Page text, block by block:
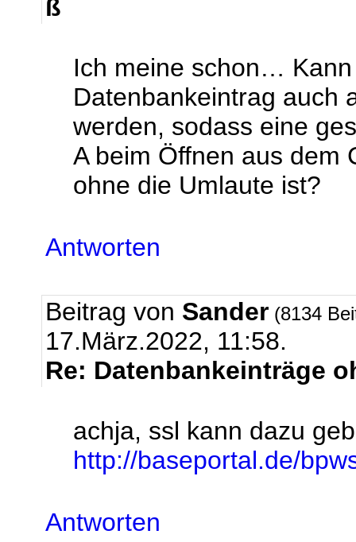
ß
Ich meine schon…
Datenbankeintrag auch
werden, sodass eine
A beim Öffnen aus dem
ohne die Umlaute ist?
Antworten
Beitrag von Sander (8134
17.März.2022, 11:58.
Re: Datenbankeinträge
achja, ssl kann dazu
http://baseportal.de/
Antworten